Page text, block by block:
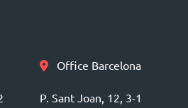
Office Barcelona
P. Sant Joan, 12, 3-1